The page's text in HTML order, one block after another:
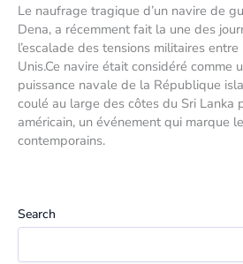
Le naufrage tragique d’un navire de
Dena, a récemment fait la une des
l’escalade des tensions militaires
Unis.Ce navire était considéré comme
puissance navale de la République
coulé au large des côtes du Sri Lanka
américain, un événement qui marque
contemporains.
Search